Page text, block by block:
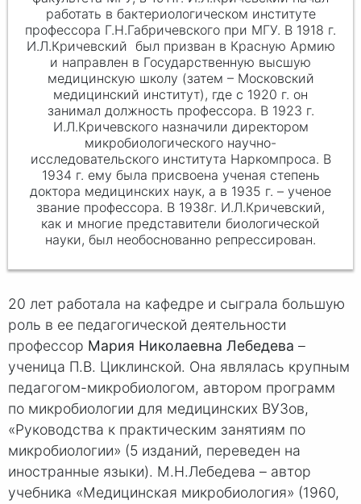
работать в бактериологическом институте
профессора Г.Н.Габричевского при МГУ. В 1918 г.
И.Л.Кричевский был призван в Красную Армию
и направлен в Государственную высшую
медицинскую школу (затем – Московский
медицинский институт), где с 1920 г. он
занимал должность профессора. В 1923 г.
И.Л.Кричевского назначили директором
микробиологического научно-
исследовательского института Наркомпроса. В
1934 г. ему была присвоена ученая степень
доктора медицинских наук, а в 1935 г. – ученое
звание профессора. В 1938г. И.Л.Кричевский,
как и многие представители биологической
науки, был необоснованно репрессирован.
20 лет работала на кафедре и сыграла большую
роль в ее педагогической деятельности
профессор Мария Николаевна Лебедева –
ученица П.В. Циклинской. Она являлась крупным
педагогом-микробиологом, автором программ
по микробиологии для медицинских ВУЗов,
«Руководства к практическим занятиям по
микробиологии» (5 изданий, переведен на
иностранные языки). М.Н.Лебедева – автор
учебника «Медицинская микробиология» (1960,